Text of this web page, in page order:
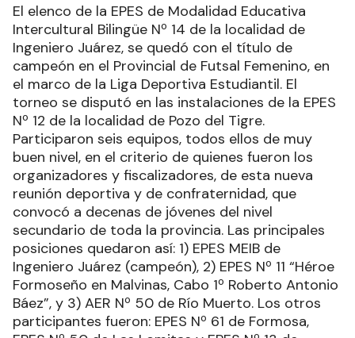
El elenco de la EPES de Modalidad Educativa
Intercultural Bilingüe Nº 14 de la localidad de
Ingeniero Juárez, se quedó con el título de
campeón en el Provincial de Futsal Femenino, en
el marco de la Liga Deportiva Estudiantil. El
torneo se disputó en las instalaciones de la EPES
Nº 12 de la localidad de Pozo del Tigre.
Participaron seis equipos, todos ellos de muy
buen nivel, en el criterio de quienes fueron los
organizadores y fiscalizadores, de esta nueva
reunión deportiva y de confraternidad, que
convocó a decenas de jóvenes del nivel
secundario de toda la provincia. Las principales
posiciones quedaron así: 1) EPES MEIB de
Ingeniero Juárez (campeón), 2) EPES Nº 11 “Héroe
Formoseño en Malvinas, Cabo 1º Roberto Antonio
Báez”, y 3) AER Nº 50 de Río Muerto. Los otros
participantes fueron: EPES Nº 61 de Formosa,